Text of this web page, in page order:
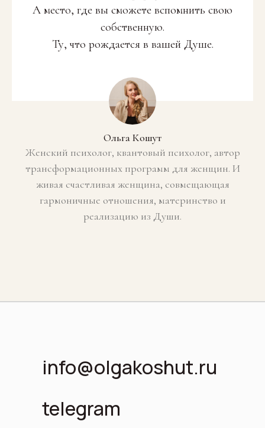
А место, где вы сможете вспомнить свою
собственную.
Ту, что рождается в вашей Душе.
Ольга Кошут
Женский психолог, квантовый психолог, автор
трансформационных программ для женщин. И
живая счастливая женщина, совмещающая
гармоничные отношения, материнство и
реализацию из Души.
info@olgakoshut.ru
telegram